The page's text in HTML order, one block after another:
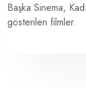
Başka Sinema,
gösterilen filmler.